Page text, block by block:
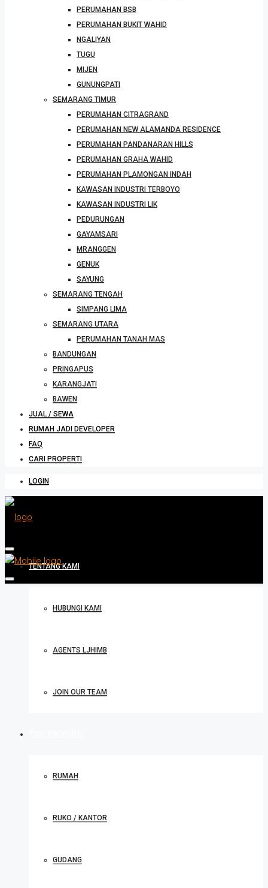
PERUMAHAN BSB
PERUMAHAN BUKIT WAHID
NGALIYAN
TUGU
MIJEN
GUNUNGPATI
SEMARANG TIMUR
PERUMAHAN CITRAGRAND
PERUMAHAN NEW ALAMANDA RESIDENCE
PERUMAHAN PANDANARAN HILLS
PERUMAHAN GRAHA WAHID
PERUMAHAN PLAMONGAN INDAH
KAWASAN INDUSTRI TERBOYO
KAWASAN INDUSTRI LIK
PEDURUNGAN
GAYAMSARI
MRANGGEN
GENUK
SAYUNG
SEMARANG TENGAH
SIMPANG LIMA
SEMARANG UTARA
PERUMAHAN TANAH MAS
BANDUNGAN
PRINGAPUS
KARANGJATI
BAWEN
JUAL / SEWA
RUMAH JADI DEVELOPER
FAQ
CARI PROPERTI
LOGIN
TENTANG KAMI
HUBUNGI KAMI
AGENTS LJHIMB
JOIN OUR TEAM
RUMAH
RUKO / KANTOR
GUDANG